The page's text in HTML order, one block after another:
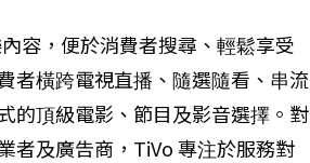
容，便於消費者搜尋、輕鬆享受
者橫跨電視直播、隨選隨看、串流
的頂級電影、節目及影音選擇。對
者及廣告商，TiVo 專注於服務對